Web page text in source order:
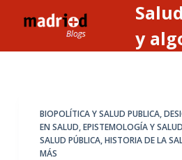
l
y
BIOPOLÍTICA Y SALUD PUBLICA,
EN SALUD,EPISTEMOLOGÍA Y
SALUD PÚBLICA,HISTORIA DE LA
MÁS